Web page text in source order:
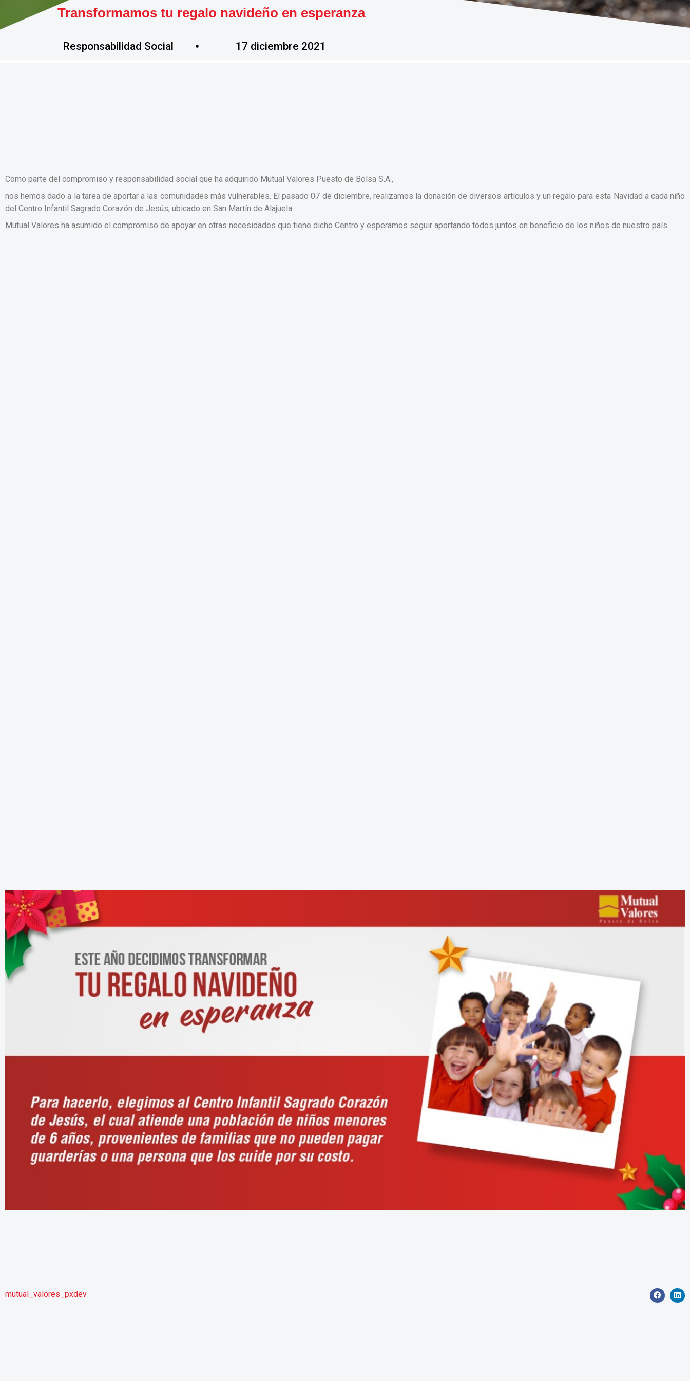
Transformamos tu regalo navideño en esperanza
Responsabilidad Social 17 diciembre 2021
Como parte del compromiso y responsabilidad social que ha adquirido Mutual Valores Puesto de Bolsa S.A.,
nos hemos dado a la tarea de aportar a las comunidades más vulnerables. El pasado 07 de diciembre, realizamos la donación de diversos artículos y un regalo para esta Navidad a cada niño
del Centro Infantil Sagrado Corazón de Jesús, ubicado en San Martín de Alajuela.
Mutual Valores ha asumido el compromiso de apoyar en otras necesidades que tiene dicho Centro y esperamos seguir aportando todos juntos en beneficio de los niños de nuestro país.
mutual_valores_pxdev